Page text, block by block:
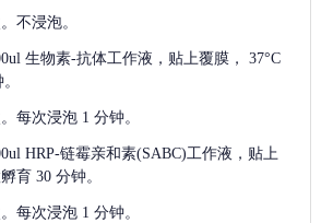
不浸泡。
生物素-抗体工作液，贴上覆膜， 37°C
每次浸泡 1 分钟。
HRP-链霉亲和素(SABC)工作液，贴上
育 30 分钟。
每次浸泡 1 分钟。